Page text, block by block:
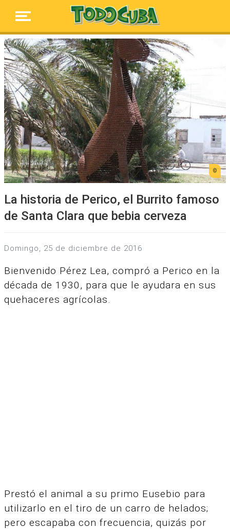
La historia de Perico, el Burrito famoso
de Santa Clara que bebia cerveza
domingo, 25 de diciembre de 2016
Bienvenido Pérez Lea, compró a Perico en la
década de 1930, para que le ayudara en sus
quehaceres agrícolas.
Prestó el animal a su primo Eusebio para
utilizarlo en el tiro de un carro de helados;
pero escapaba con frecuencia, quizás por